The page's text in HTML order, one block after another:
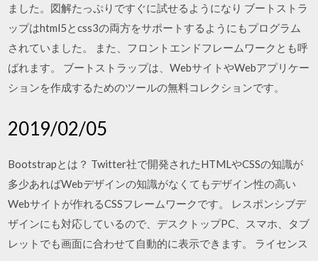
ました。図解たっぷりですぐに試せるようになり ブートストラ
ップはhtml5とcss3の両方をサポートするようにもプログラム
されていました。 また、フロントエンドフレームワークとも呼
ばれます。 ブートストラップは、WebサイトやWebアプリケー
ションを作成するためのツールの無料コレクションです。
2019/02/05
Bootstrapとは？ Twitter社で開発されたHTMLやCSSの知識が
多少あればWebデザインの知識がなくてもデザイン性の高い
Webサイトが作れるCSSフレームワークです。 レスポンシブデ
ザインにも対応しているので、デスクトップPC、スマホ、タブ
レットでも画面に合わせて自動的に表示できます。 ライセンス